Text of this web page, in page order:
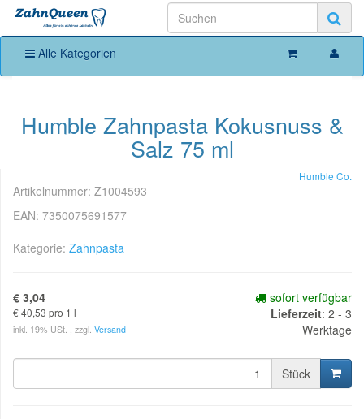
Alle Kategorien
Humble Zahnpasta Kokusnuss &
Salz 75 ml
Humble Co.
Artikelnummer: Z1004593
EAN: 7350075691577
Kategorie: Zahnpasta
€ 3,04
€ 40,53 pro 1 l
inkl. 19% USt. , zzgl. Versand
sofort verfügbar
Lieferzeit: 2 - 3
Werktage
Stück